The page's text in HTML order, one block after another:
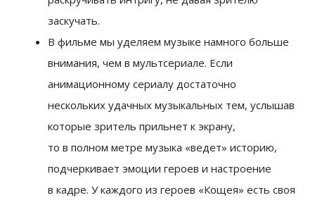
заскучать.
В фильме мы уделяем музыке намного больше
внимания, чем в мультсериале. Если
анимационному сериалу достаточно
нескольких удачных музыкальных тем, услышав
которые зритель прильнет к экрану,
то в полном метре музыка «ведет» историю,
подчеркивает эмоции героев и настроение
в кадре. У каждого из героев «Кощея» есть своя